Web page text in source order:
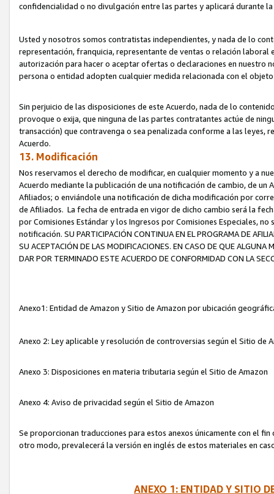
confidencialidad o no divulgación entre las partes y aplicará durante
Usted y nosotros somos contratistas independientes, y nada de lo
representación, franquicia, representante de ventas o relación
autorización para hacer o aceptar ofertas o declaraciones en nuestro
persona o entidad adopten cualquier medida relacionada con el
Sin perjuicio de las disposiciones de este Acuerdo, nada de lo
provoque o exija, que ninguna de las partes contratantes actúe de
transacción) que contravenga o sea penalizada conforme a las leyes,
Acuerdo.
13. Modificación
Nos reservamos el derecho de modificar, en cualquier momento y a
Acuerdo mediante la publicación de una notificación de cambio, de
Afiliados; o enviándole una notificación de dicha modificación por
de Afiliados. La fecha de entrada en vigor de dicho cambio será la
por Comisiones Estándar y los Ingresos por Comisiones Especiales,
notificación. SU PARTICIPACIÓN CONTINUA EN EL PROGRAMA DE
SU ACEPTACIÓN DE LAS MODIFICACIONES. EN CASO DE QUE ALGUNA
DAR POR TERMINADO ESTE ACUERDO DE CONFORMIDAD CON LA
Anexo1: Entidad de Amazon y Sitio de Amazon por ubicación
Anexo 2: Ley aplicable y resolución de controversias según el Sitio de
Anexo 3: Disposiciones en materia tributaria según el Sitio de Amazon
Anexo 4: Aviso de privacidad según el Sitio de Amazon
Se proporcionan traducciones para estos anexos únicamente con el
otro modo, prevalecerá la versión en inglés de estos materiales en
ANEXO 1: ENTIDAD Y SITIO